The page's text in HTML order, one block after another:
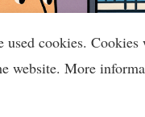
used cookies.
website. More